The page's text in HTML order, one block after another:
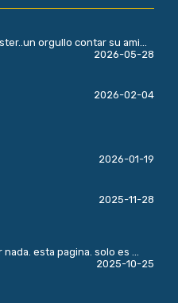
orgullo contar su ami...
2026-05-28
2026-02-04
2026-01-19
2025-11-28
esta pagina. solo es ...
2025-10-25